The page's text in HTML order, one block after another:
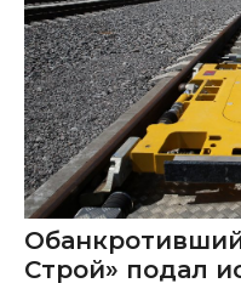
Строй» подал